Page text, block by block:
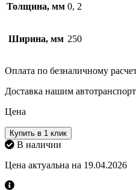
Толщина, мм 0, 2
Ширина, мм 250
Оплата по безналичному
Доставка нашим
Цена
Купить в 1 клик
В наличии
Цена актуальна на 19.04.2026